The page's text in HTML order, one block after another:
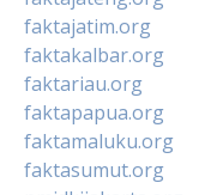
faktajatim.org
faktakalbar.org
faktariau.org
faktapapua.org
faktamaluku.org
faktasumut.org